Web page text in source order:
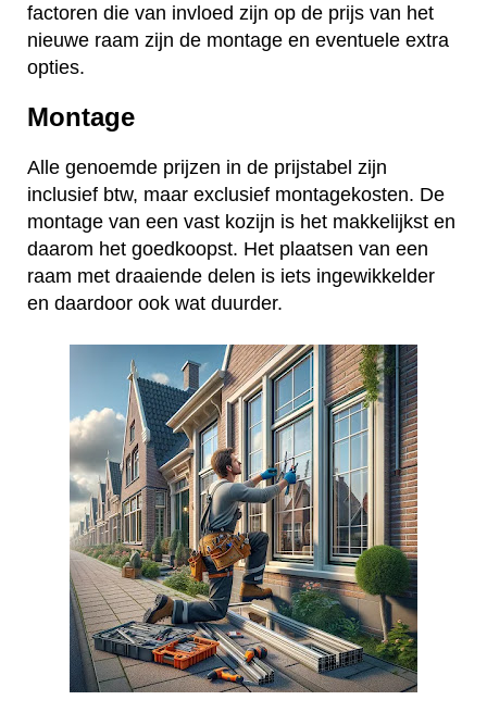
factoren die van invloed zijn op de prijs van het
nieuwe raam zijn de montage en eventuele extra
opties.
Montage
Alle genoemde prijzen in de prijstabel zijn
inclusief btw, maar exclusief montagekosten. De
montage van een vast kozijn is het makkelijkst en
daarom het goedkoopst. Het plaatsen van een
raam met draaiende delen is iets ingewikkelder
en daardoor ook wat duurder.